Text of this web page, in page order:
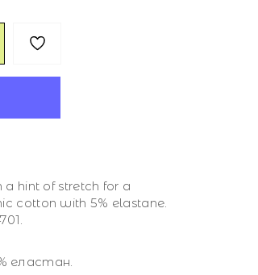
hint of stretch for a
cotton with 5% elastane.
еластан.